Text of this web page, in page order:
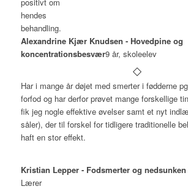
Alexandrine Kjær Knudsen - Hovedpine og
koncentrationsbesvær9 år, skoleelev
Har i mange år døjet med smerter i fødderne
forfod og har derfor prøvet mange forskellige
fik jeg nogle effektive øvelser samt et nyt
såler), der til forskel for tidligere traditionelle
haft en stor effekt.
Kristian Lepper - Fodsmerter og
Lærer